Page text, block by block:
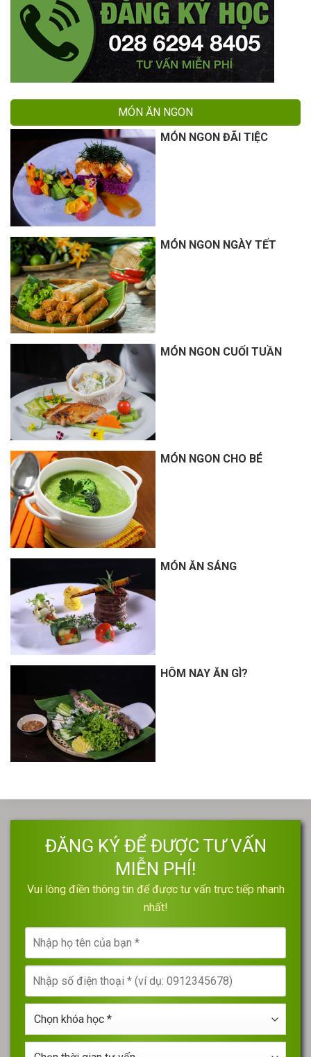
MÓN ĂN NGON
MÓN NGON ĐÃI TIỆC
MÓN NGON NGÀY TẾT
MÓN NGON CUỐI TUẦN
MÓN NGON CHO BÉ
MÓN ĂN SÁNG
HÔM NAY ĂN GÌ?
ĐĂNG KÝ ĐỂ ĐƯỢC TƯ VẤN
MIỄN PHÍ!
Vui lòng điền thông tin để được tư vấn trực tiếp nhanh
nhất!
họ
tên
của
bạn
*
số
điện
thoại
khóa
học